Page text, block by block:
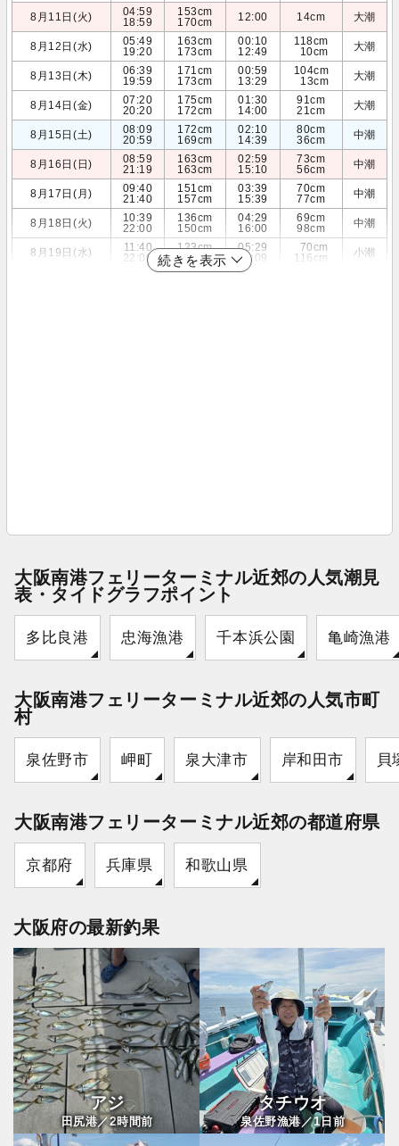
8月11日(火)
04:59
18:59
153cm
170cm
12:00 14cm 大潮
8月12日(水)
05:49
19:20
163cm
173cm
00:10
12:49
118cm
10cm
大潮
8月13日(木)
06:39
19:59
171cm
173cm
00:59
13:29
104cm
13cm
大潮
8月14日(金)
07:20
20:20
175cm
172cm
01:30
14:00
91cm
21cm
大潮
8月15日(土)
08:09
20:59
172cm
169cm
02:10
14:39
80cm
36cm
中潮
8月16日(日)
08:59
21:19
163cm
163cm
02:59
15:10
73cm
56cm
中潮
8月17日(月)
09:40
21:40
151cm
157cm
03:39
15:39
70cm
77cm
中潮
8月18日(火)
10:39
22:00
136cm
150cm
04:29
16:00
69cm
98cm
中潮
8月19日(水)
11:40
22:00
123cm
145cm
05:29
16:09
70cm
116cm
小潮
続きを表示
大阪南港フェリーターミナル近郊の人気潮見
表・タイドグラフポイント
多比良港 忠海漁港 千本浜公園 亀崎漁港
大阪南港フェリーターミナル近郊の人気市町
村
泉佐野市 岬町 泉大津市 岸和田市 貝
大阪南港フェリーターミナル近郊の都道府県
京都府 兵庫県 和歌山県
大阪府の最新釣果
アジ
田尻港／2時間前
タチウオ
泉佐野漁港／1日前